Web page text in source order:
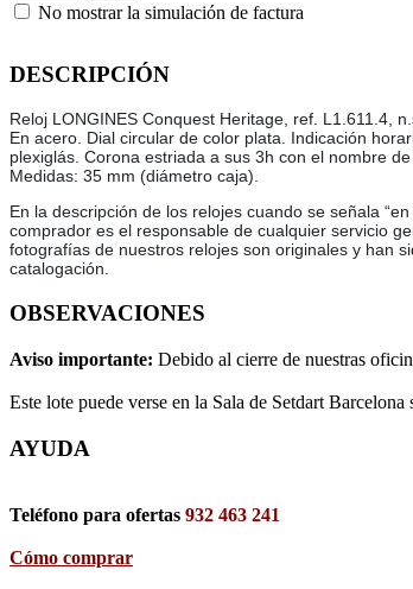
No mostrar la simulación de factura
DESCRIPCIÓN
Reloj LONGINES Conquest Heritage, ref. L1.611.4,
En acero. Dial circular de color plata. Indicación
plexiglás. Corona estriada a sus 3h con el nombre
Medidas: 35 mm (diámetro caja).
En la descripción de los relojes cuando se señala
comprador es el responsable de cualquier servicio
fotografías de nuestros relojes son originales y han
catalogación.
OBSERVACIONES
Aviso importante: Debido al cierre de nuestras
Este lote puede verse en la Sala de Setdart
AYUDA
Teléfono para ofertas 932 463 241
Cómo comprar